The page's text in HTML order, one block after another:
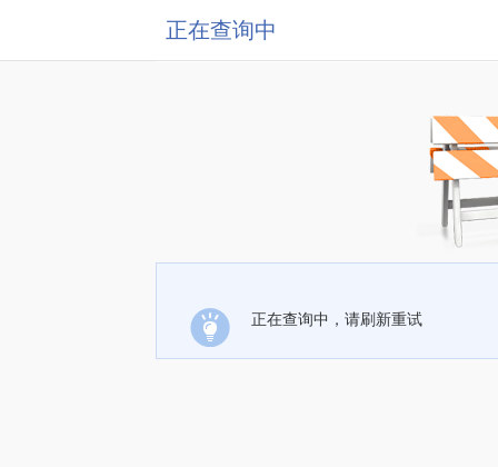
正在查询中
正在查询中，请刷新重试